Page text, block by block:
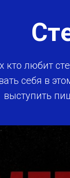
кто любит
себя в
выступить